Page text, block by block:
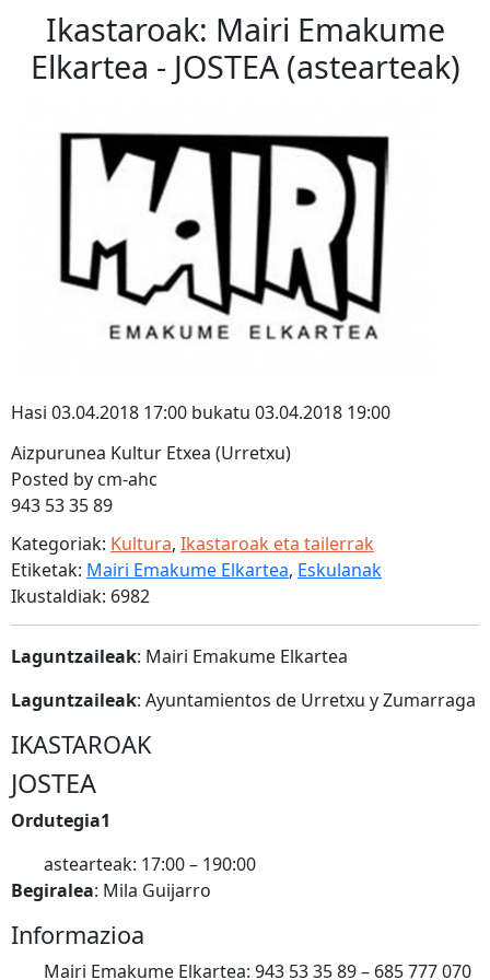
Ikastaroak: Mairi Emakume
Elkartea - JOSTEA (astearteak)
Hasi 03.04.2018 17:00 bukatu 03.04.2018 19:00
Aizpurunea Kultur Etxea (Urretxu)
Posted by cm-ahc
943 53 35 89
Kategoriak: Kultura, Ikastaroak eta tailerrak
Etiketak: Mairi Emakume Elkartea, Eskulanak
Ikustaldiak: 6982
Laguntzaileak: Mairi Emakume Elkartea
Laguntzaileak: Ayuntamientos de Urretxu y Zumarraga
IKASTAROAK
JOSTEA
Ordutegia1
astearteak: 17:00 – 190:00
Begiralea: Mila Guijarro
Informazioa
Mairi Emakume Elkartea: 943 53 35 89 – 685 777 070